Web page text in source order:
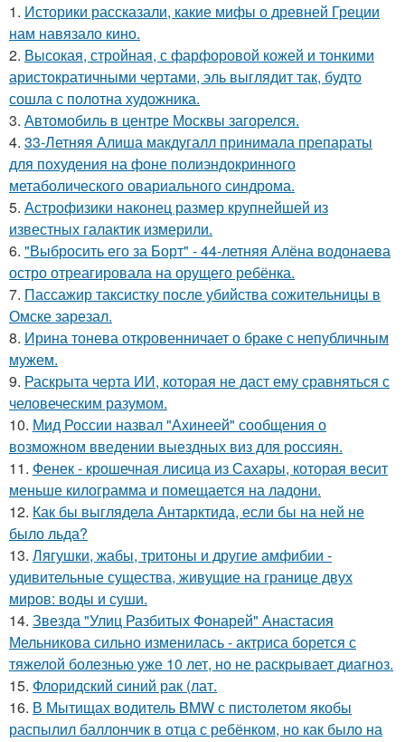
1. Историки рассказали, какие мифы о древней Греции
нам навязало кино.
2. Высокая, стройная, с фарфоровой кожей и тонкими
аристократичными чертами, эль выглядит так, будто
сошла с полотна художника.
3. Автомобиль в центре Москвы загорелся.
4. 33-Летняя Алиша макдугалл принимала препараты
для похудения на фоне полиэндокринного
метаболического овариального синдрома.
5. Астрофизики наконец размер крупнейшей из
известных галактик измерили.
6. "Выбросить его за Борт" - 44-летняя Алёна водонаева
остро отреагировала на орущего ребёнка.
7. Пассажир таксистку после убийства сожительницы в
Омске зарезал.
8. Ирина тонева откровенничает о браке с непубличным
мужем.
9. Раскрыта черта ИИ, которая не даст ему сравняться с
человеческим разумом.
10. Мид России назвал "Ахинеей" сообщения о
возможном введении выездных виз для россиян.
11. Фенек - крошечная лисица из Сахары, которая весит
меньше килограмма и помещается на ладони.
12. Как бы выглядела Антарктида, если бы на ней не
было льда?
13. Лягушки, жабы, тритоны и другие амфибии -
удивительные существа, живущие на границе двух
миров: воды и суши.
14. Звезда "Улиц Разбитых Фонарей" Анастасия
Мельникова сильно изменилась - актриса борется с
тяжелой болезнью уже 10 лет, но не раскрывает диагноз.
15. Флоридский синий рак (лат.
16. В Мытищах водитель BMW с пистолетом якобы
распылил баллончик в отца с ребёнком, но как было на